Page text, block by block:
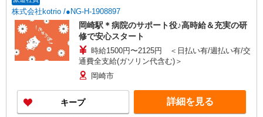
株式会社kotrio /●NG-H-1908897
岡崎駅＊病院のサポート役♪高時給＆充実の研
修で安心スタート
時給1500円〜2125円 ＜日払い有/週払い有/交
通費全支給(ガソリン代含む)＞
岡崎市
キープ 詳細を見る